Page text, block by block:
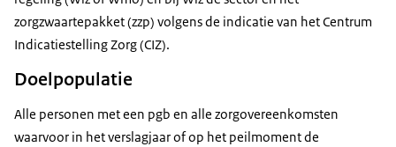
zorgzwaartepakket (zzp) volgens de indicatie van het Centrum
Indicatiestelling Zorg (CIZ).
Doelpopulatie
Alle personen met een pgb en alle zorgovereenkomsten
waarvoor in het verslagjaar of op het peilmoment de